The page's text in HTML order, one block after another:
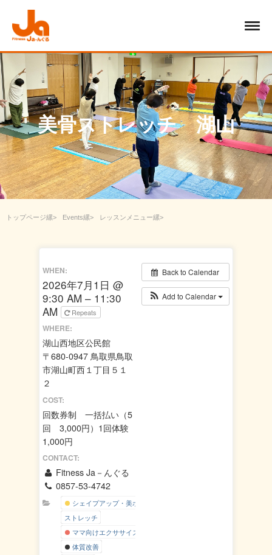
美骨ストレッチ 湖山
トップページ Events
レッスンメニュー
Back to Calendar
Add to Calendar
WHEN:
2026年7月1日 @
9:30 AM – 11:30
AM
Repeats
WHERE:
湖山西地区公民館
〒680-0947 鳥取県鳥取
市湖山町西１丁目５１
２
COST:
回数券制 一括払い（5
回 3,000円）1回体験
1,000円
CONTACT:
Fitness Ja－んぐる
0857-53-4742
シェイプアップ・美ボディー
ストレッチ
ママ向けエクササイズ
体質改善